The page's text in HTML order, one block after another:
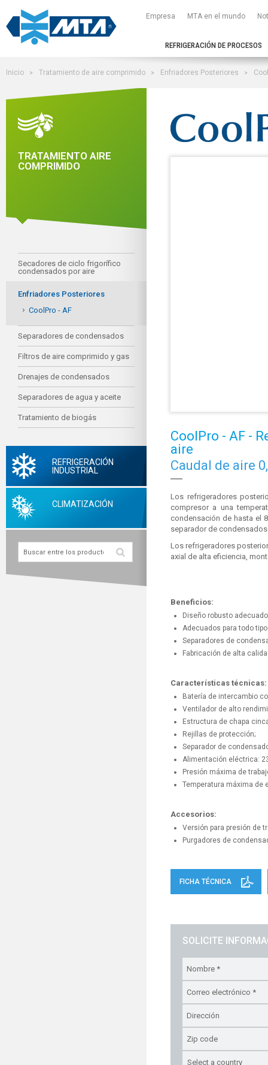
REFRIGERACIÓN DE PROCESOS
Empresa MTA en el mundo
Inicio Tratamiento de aire comprimido Enfriadores Posteriores
TRATAMIENTO AIRE
COMPRIMIDO
Secadores de ciclo frigorífico
condensados por aire
Enfriadores Posteriores
CoolPro - AF
Separadores de condensados
Filtros de aire comprimido y gas
Drenajes de condensados
Separadores de agua y aceite
Tratamiento de biogás
REFRIGERACIÓN
INDUSTRIAL
CLIMATIZACIÓN
CoolPro - AF -
aire
Caudal de aire
Los refrigeradores
compresor a una
condensación de hasta el
separador de
Los refrigeradores
axial de alta eficiencia,
Beneficios:
Diseño robusto
Adecuados para todo
Separadores de
Fabricación de alta
Características técnicas:
Batería de intercambio
Ventilador de alto
Estructura de chapa
Rejillas de protección;
Separador de
Alimentación eléctrica:
Presión máxima de
Temperatura máxima de
Accesorios:
Versión para presión de
Purgadores de
FICHA TÉCNICA
SOLICITE